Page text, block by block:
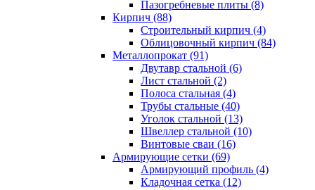
Пазогребневые плиты (8)
Кирпич (88)
Строительный кирпич (4)
Облицовочный кирпич (84)
Металлопрокат (91)
Двутавр стальной (6)
Лист стальной (2)
Полоса стальная (4)
Трубы стальные (40)
Уголок стальной (13)
Швеллер стальной (10)
Винтовые сваи (16)
Армирующие сетки (69)
Армирующий профиль (4)
Кладочная сетка (12)